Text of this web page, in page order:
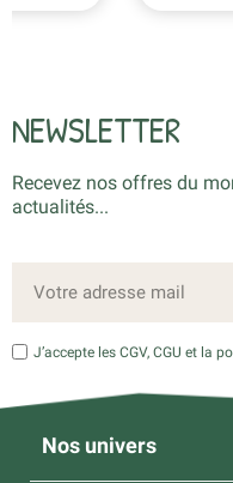
NEWSLETTER
Recevez nos offres du
actualités...
J’accepte les CGV, CGU et la
Nos univers